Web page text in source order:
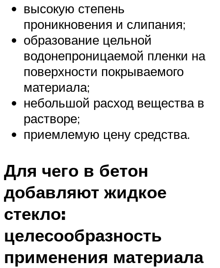
высокую степень
проникновения и слипания;
образование цельной
водонепроницаемой пленки на
поверхности покрываемого
материала;
небольшой расход вещества в
растворе;
приемлемую цену средства.
Для чего в бетон
добавляют жидкое
стекло:
целесообразность
применения материала